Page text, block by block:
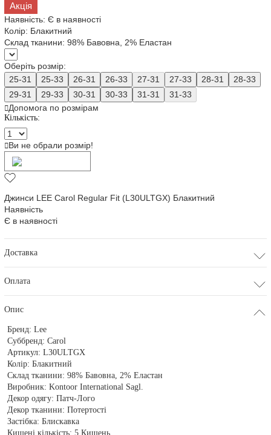
Акція
Наявність:Є в наявності
Колір: Блакитний
Склад тканини:98% Бавовна, 2% Еластан
Оберіть розмір:
25-31
25-33 26-31 26-33 27-31 27-33 28-31
28-33
29-31
29-33 30-31 30-33 31-31
31-33
Допомога по розмірам
Кількість:
Ви не обрали розмір!
Джинси LEE Carol Regular Fit (L30ULTGX) Блакитний
Наявність
Є в наявності
Доставка
Оплата
Опис
Бренд:Lee
Суббренд:Carol
Артикул:L30ULTGX
Колір:Блакитний
Склад тканини:98% Бавовна, 2% Еластан
Виробник:Kontoor International Sagl.
Декор одягу:Патч-Лого
Декор тканини:Потертості
Застібка:Блискавка
Кишені кількість:5 Кишень